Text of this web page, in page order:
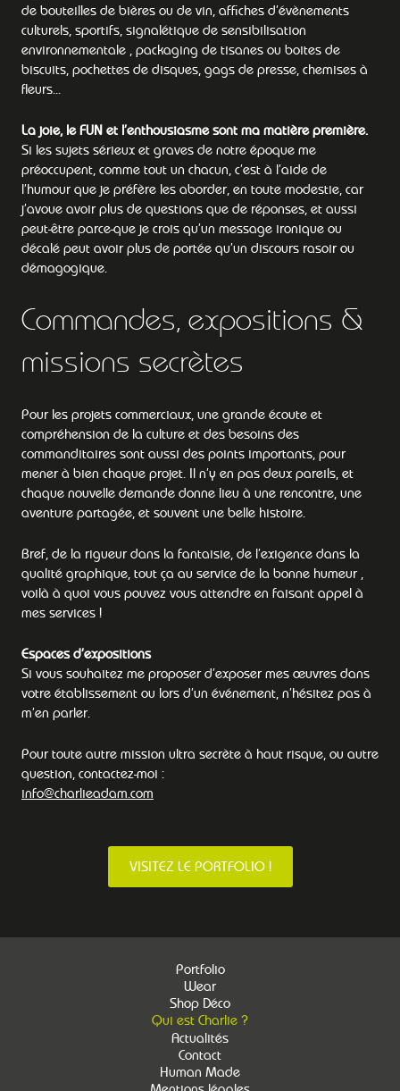
de bouteilles de bières ou de vin, affiches d’évènements
culturels, sportifs, signalétique de sensibilisation
environnementale , packaging de tisanes ou boites de
biscuits, pochettes de disques, gags de presse, chemises à
fleurs...
La joie, le FUN et l’enthousiasme sont ma matière première.
Si les sujets sérieux et graves de notre époque me
préoccupent, comme tout un chacun, c’est à l’aide de
l’humour que je préfère les aborder, en toute modestie, car
j’avoue avoir plus de questions que de réponses, et aussi
peut-être parce-que je crois qu’un message ironique ou
décalé peut avoir plus de portée qu’un discours rasoir ou
démagogique.
Commandes, expositions &
missions secrètes
Pour les projets commerciaux, une grande écoute et
compréhension de la culture et des besoins des
commanditaires sont aussi des points importants, pour
mener à bien chaque projet. Il n’y en pas deux pareils, et
chaque nouvelle demande donne lieu à une rencontre, une
aventure partagée, et souvent une belle histoire.
Bref, de la rigueur dans la fantaisie, de l’exigence dans la
qualité graphique, tout ça au service de la bonne humeur ,
voilà à quoi vous pouvez vous attendre en faisant appel à
mes services !
Espaces d’expositions
Si vous souhaitez me proposer d’exposer mes œuvres dans
votre établissement ou lors d’un événement, n’hésitez pas à
m’en parler.
Pour toute autre mission ultra secrète à haut risque, ou autre
question, contactez-moi :
info@charlieadam.com
VISITEZ LE PORTFOLIO !
Portfolio
Wear
Shop Déco
Qui est Charlie ?
Actualités
Contact
Human Made